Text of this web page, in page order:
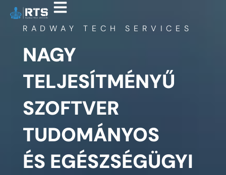
RADWAY TECH SERVICES
NAGY
TELJESÍTMÉNYŰ
SZOFTVER
TUDOMÁNYOS
ÉS EGÉSZSÉGÜGYI